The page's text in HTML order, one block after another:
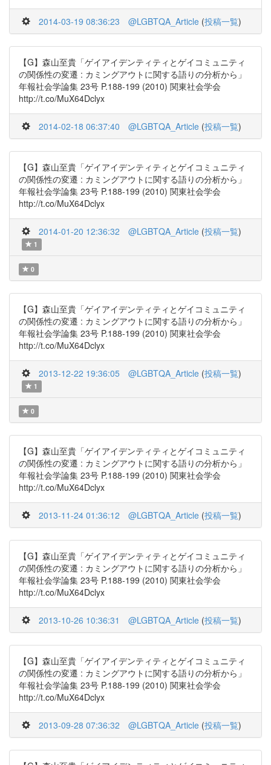
2014-03-19 08:36:23 @LGBTQA_Article (投稿一覧)
【G】森山至貴「ゲイアイデンティティとゲイコミュニティ
の関係性の変遷 : カミングアウトに関する語りの分析から」
年報社会学論集 23号 P.188-199 (2010) 関東社会学会
http://t.co/MuX64Dclyx
2014-02-18 06:37:40 @LGBTQA_Article (投稿一覧)
【G】森山至貴「ゲイアイデンティティとゲイコミュニティ
の関係性の変遷 : カミングアウトに関する語りの分析から」
年報社会学論集 23号 P.188-199 (2010) 関東社会学会
http://t.co/MuX64Dclyx
2014-01-20 12:36:32 @LGBTQA_Article (投稿一覧)
1
0
【G】森山至貴「ゲイアイデンティティとゲイコミュニティ
の関係性の変遷 : カミングアウトに関する語りの分析から」
年報社会学論集 23号 P.188-199 (2010) 関東社会学会
http://t.co/MuX64Dclyx
2013-12-22 19:36:05 @LGBTQA_Article (投稿一覧)
1
0
【G】森山至貴「ゲイアイデンティティとゲイコミュニティ
の関係性の変遷 : カミングアウトに関する語りの分析から」
年報社会学論集 23号 P.188-199 (2010) 関東社会学会
http://t.co/MuX64Dclyx
2013-11-24 01:36:12 @LGBTQA_Article (投稿一覧)
【G】森山至貴「ゲイアイデンティティとゲイコミュニティ
の関係性の変遷 : カミングアウトに関する語りの分析から」
年報社会学論集 23号 P.188-199 (2010) 関東社会学会
http://t.co/MuX64Dclyx
2013-10-26 10:36:31 @LGBTQA_Article (投稿一覧)
【G】森山至貴「ゲイアイデンティティとゲイコミュニティ
の関係性の変遷 : カミングアウトに関する語りの分析から」
年報社会学論集 23号 P.188-199 (2010) 関東社会学会
http://t.co/MuX64Dclyx
2013-09-28 07:36:32 @LGBTQA_Article (投稿一覧)